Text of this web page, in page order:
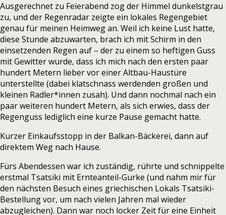
Ausgerechnet zu Feierabend zog der Himmel dunkelstgrau
zu, und der Regenradar zeigte ein lokales Regengebiet
genau für meinen Heimweg an. Weil ich keine Lust hatte,
diese Stunde abzuwarten, brach ich mit Schirm in den
einsetzenden Regen auf – der zu einem so heftigen Guss
mit Gewitter wurde, dass ich mich nach den ersten paar
hundert Metern lieber vor einer Altbau-Haustüre
unterstellte (dabei klatschnass werdenden großen und
kleinen Radler*innen zusah). Und dann nochmal nach ein
paar weiteren hundert Metern, als sich erwies, dass der
Regenguss lediglich eine kurze Pause gemacht hatte.
Kurzer Einkaufsstopp in der Balkan-Bäckerei, dann auf
direktem Weg nach Hause.
Fürs Abendessen war ich zuständig, rührte und schnippelte
erstmal Tsatsiki mit Ernteanteil-Gurke (und nahm mir für
den nächsten Besuch eines griechischen Lokals Tsatsiki-
Bestellung vor, um nach vielen Jahren mal wieder
abzugleichen). Dann war noch locker Zeit für eine Einheit